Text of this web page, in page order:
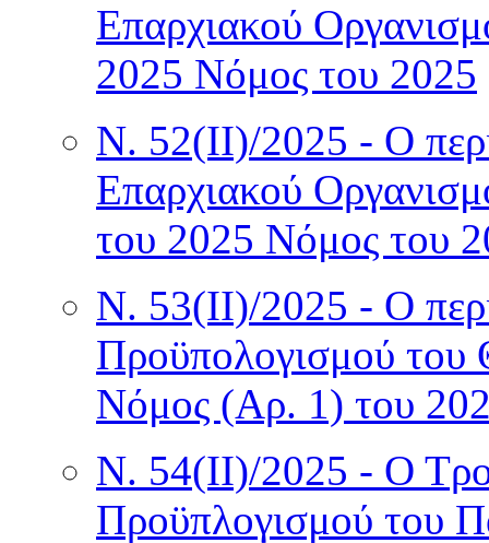
Επαρχιακού
2025 Νόμος του 2025
Ν. 52(II)/2025 - Ο
Επαρχιακού
του 2025 Νόμος του
Ν. 53(II)/2025 - Ο
Προϋπολογισμού του
Νόμος (Αρ. 1) του
Ν. 54(II)/2025 - Ο
Προϋπλογισμού του